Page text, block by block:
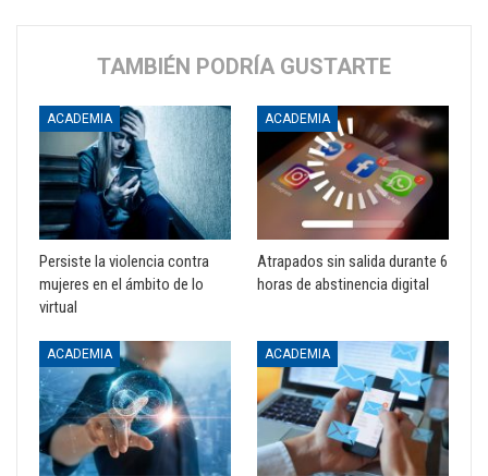
TAMBIÉN PODRÍA GUSTARTE
ACADEMIA
Persiste la violencia contra
mujeres en el ámbito de lo
virtual
ACADEMIA
Atrapados sin salida durante 6
horas de abstinencia digital
ACADEMIA ACADEMIA